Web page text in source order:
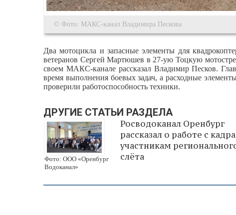
© Фото: МАКС-канал Владимира Пескова
Два мотоцикла и запасные элементы для
ветеранов Сергей Мартюшев в 27-ую Тоцкую
своем МАКС-канале рассказал Владимир Песков.
время выполнения боевых задач, а расходные
проверили работоспособность техники.
ДРУГИЕ СТАТЬИ РАЗДЕЛА
Фото: ООО «Оренбург
Водоканал»
Росводоканал Оренбург
рассказал о работе с
участникам
слёта